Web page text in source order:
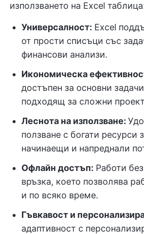
използването на Excel
Универсалност: Excel
от прости списъци със
финансови анализи.
Икономическа
достъпен за основни
подходящ за сложни
Леснота на използване:
ползване с богати ресурси
начинаещи и напреднали
Офлайн достъп: Работи
връзка, което позволява
и по всяко време.
Гъвкавост и
адаптивност с